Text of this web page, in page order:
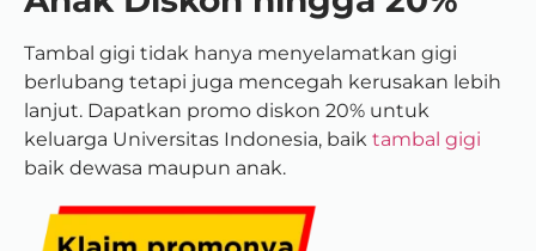
Tambal gigi tidak hanya menyelamatkan gigi
berlubang tetapi juga mencegah kerusakan lebih
lanjut. Dapatkan promo diskon 20% untuk
keluarga Universitas Indonesia, baik tambal gigi
baik dewasa maupun anak.